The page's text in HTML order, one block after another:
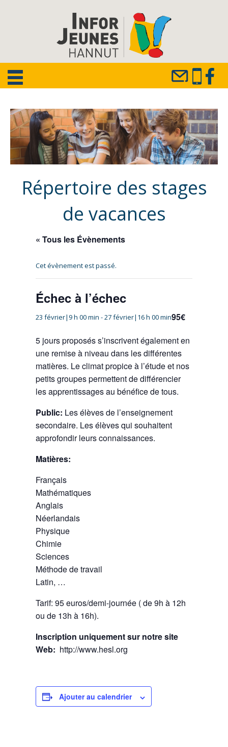
Répertoire des stages
de vacances
« Tous les Évènements
Cet évènement est passé.
Échec à l’échec
23 février|9 h 00 min -27 février|16 h 00 min95€
5 jours proposés s’inscrivent également en
une remise à niveau dans les différentes
matières. Le climat propice à l’étude et nos
petits groupes permettent de différencier
les apprentissages au bénéfice de tous.
Public: Les élèves de l’enseignement
secondaire. Les élèves qui souhaitent
approfondir leurs connaissances.
Matières:
Français
Mathématiques
Anglais
Néerlandais
Physique
Chimie
Sciences
Méthode de travail
Latin, …
Tarif: 95 euros/demi-journée ( de 9h à 12h
ou de 13h à 16h).
Inscription uniquement sur notre site
Web: http://www.hesl.org
Ajouter au calendrier